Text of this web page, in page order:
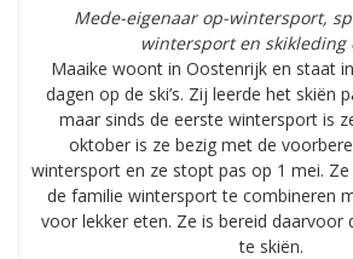
Mede-eigenaar op-wintersport,
wintersport en skikleding
Maaike woont in Oostenrijk en staat
dagen op de ski’s. Zij leerde het skiën
maar sinds de eerste wintersport is
oktober is ze bezig met de
wintersport en ze stopt pas op 1 mei.
de familie wintersport te combineren
voor lekker eten. Ze is bereid daarvoor
te skiën.